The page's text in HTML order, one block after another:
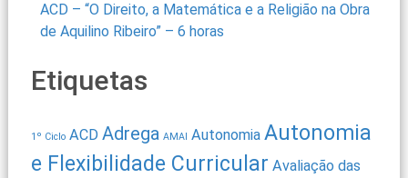
ACD – “O Direito, a Matemática e a Religião na Obra
de Aquilino Ribeiro” – 6 horas
Etiquetas
1º Ciclo ACD Adrega AMAI Autonomia Autonomia
e Flexibilidade Curricular Avaliação das